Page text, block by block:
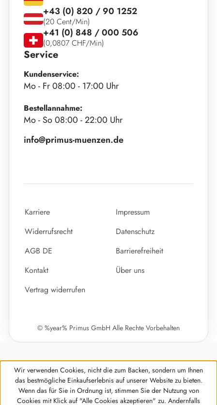
Service
Kundenservice:
Mo - Fr 08:00 - 17:00 Uhr
Bestellannahme:
Mo - So 08:00 - 22:00 Uhr
info@primus-muenzen.de
+43 (0) 820 / 90 1252
(20 Cent/Min)
+41 (0) 848 / 000 506
(0,0807 CHF/Min)
Karriere
Impressum
Widerrufsrecht
Datenschutz
AGB DE
Barrierefreiheit
Kontakt
Über uns
Vertrag widerrufen
© %year% Primus GmbH Alle Rechte Vorbehalten
Wir verwenden Cookies, nicht die zum Backen, sondern um Ihnen
das bestmögliche Einkaufserlebnis auf unserer Website zu bieten.
Wenn das für Sie in Ordnung ist, stimmen Sie der Nutzung von
Cookies mit Klick auf "Alle Cookies akzeptieren" zu. Andernfalls